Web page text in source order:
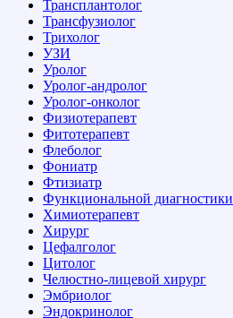
Трансплантолог
Трансфузиолог
Трихолог
УЗИ
Уролог
Уролог-андролог
Уролог-онколог
Физиотерапевт
Фитотерапевт
Флеболог
Фониатр
Фтизиатр
Функциональной диагностики
Химиотерапевт
Хирург
Цефалголог
Цитолог
Челюстно-лицевой хирург
Эмбриолог
Эндокринолог